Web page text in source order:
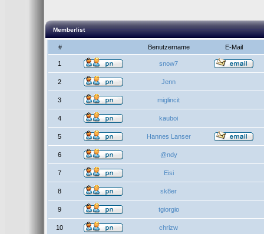
Memberlist
# Benutzername E-Mail
1 snow7
2 Jenn
3 miglincit
4 kauboi
5 Hannes Lanser
6 @ndy
7 Eisi
8 sk8er
9 tgiorgio
10 chrizw